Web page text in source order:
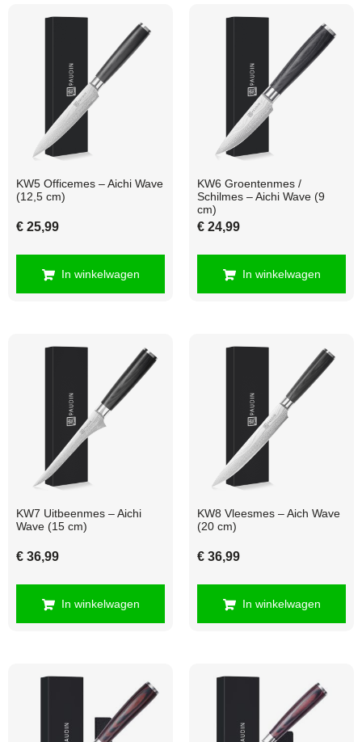
KW5 Officemes – Aichi Wave
(12,5 cm)
€ 25,99
In winkelwagen
KW6 Groentenmes /
Schilmes – Aichi Wave (9
cm)
€ 24,99
In winkelwagen
KW7 Uitbeenmes – Aichi
Wave (15 cm)
€ 36,99
In winkelwagen
KW8 Vleesmes – Aich Wave
(20 cm)
€ 36,99
In winkelwagen